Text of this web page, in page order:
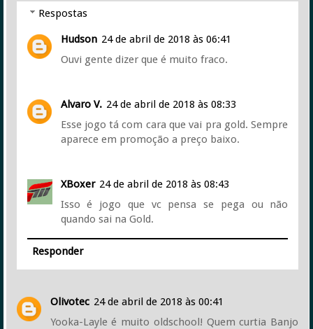
Respostas
Hudson 24 de abril de 2018 às 06:41
Ouvi gente dizer que é muito fraco.
Alvaro V. 24 de abril de 2018 às 08:33
Esse jogo tá com cara que vai pra gold. Sempre
aparece em promoção a preço baixo.
XBoxer 24 de abril de 2018 às 08:43
Isso é jogo que vc pensa se pega ou não
quando sai na Gold.
Responder
Olivotec 24 de abril de 2018 às 00:41
Yooka-Layle é muito oldschool! Quem curtia Banjo